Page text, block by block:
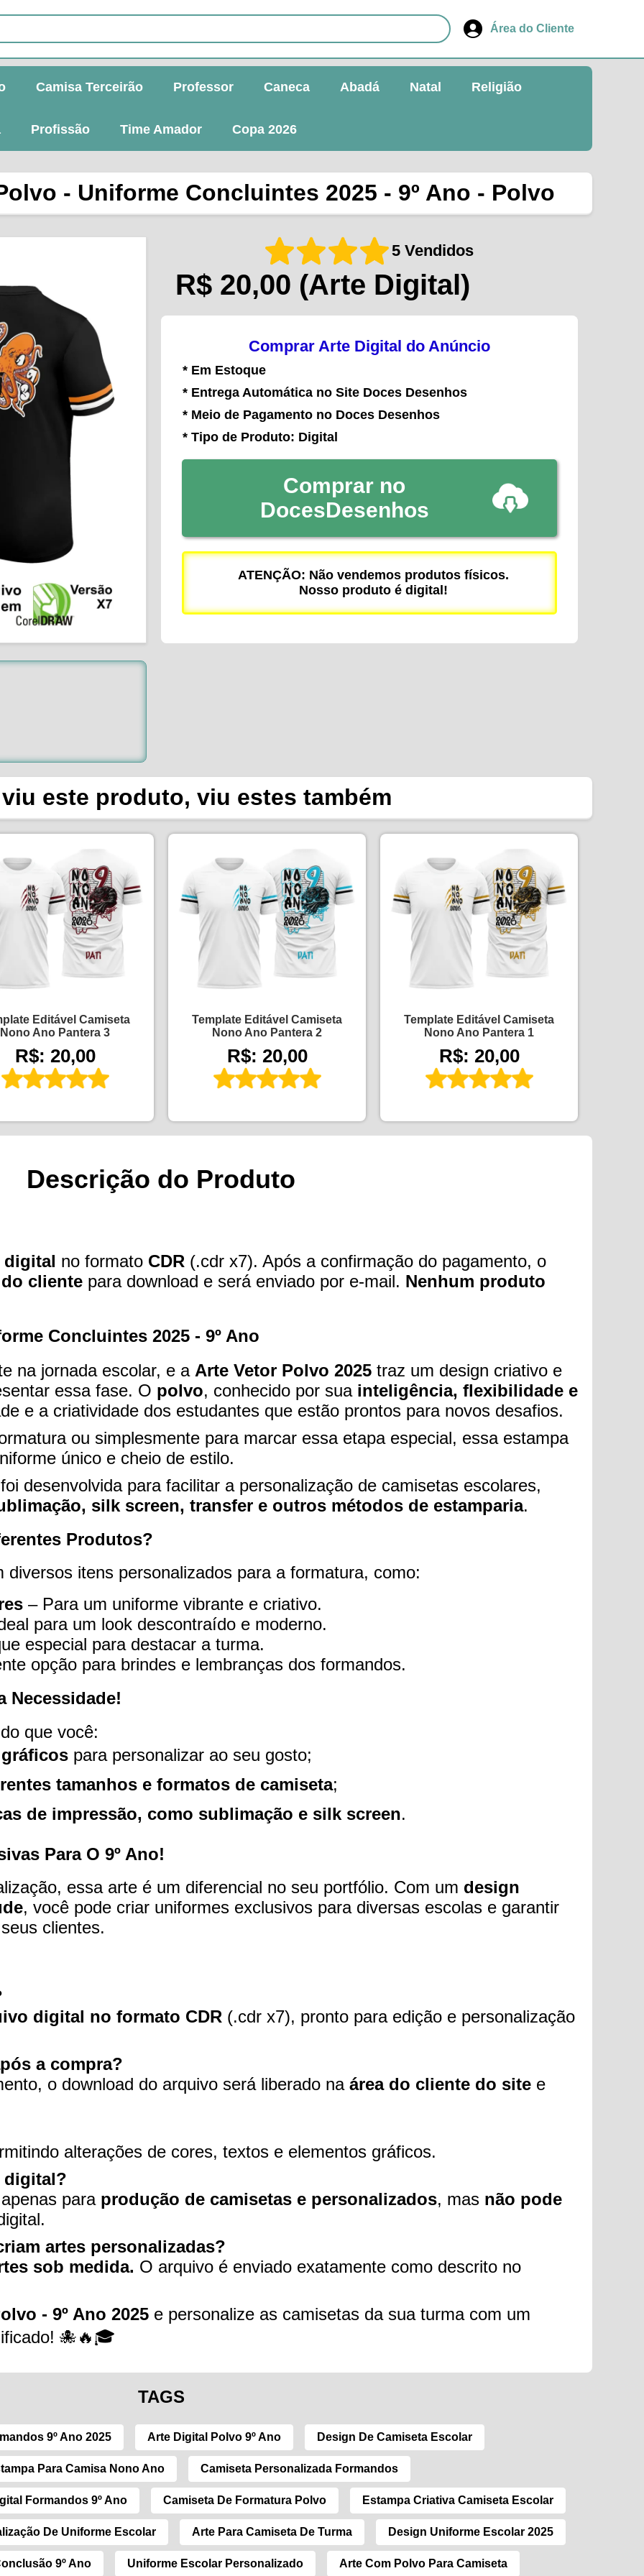
Área do Cliente
Camisa Terceirão Professor Caneca Abadá Natal Religião
Profissão Time Amador Copa 2026
- Uniforme Concluintes 2025 - 9º Ano - Polvo
5 Vendidos
R$ 20,00 (Arte Digital)
Comprar Arte Digital do Anúncio
* Em Estoque
* Entrega Automática no Site Doces Desenhos
* Meio de Pagamento no Doces Desenhos
* Tipo de Produto: Digital
Comprar no
DocesDesenhos
ATENÇÃO: Não vendemos produtos físicos.
Nosso produto é digital!
este produto, viu estes também
Editável Camiseta
Nono Ano Pantera 3
R$: 20,00
Template Editável Camiseta
Nono Ano Pantera 2
R$: 20,00
Template Editável Camiseta
Nono Ano Pantera 1
R$: 20,00
Descrição do Produto
digital no formato CDR (.cdr x7). Após a confirmação do pagamento, o
cliente para download e será enviado por e-mail. Nenhum produto
Concluintes 2025 - 9º Ano
na jornada escolar, e a Arte Vetor Polvo 2025 traz um design criativo e
essa fase. O polvo, conhecido por sua inteligência, flexibilidade e
e a criatividade dos estudantes que estão prontos para novos desafios.
ou simplesmente para marcar essa etapa especial, essa estampa
único e cheio de estilo.
desenvolvida para facilitar a personalização de camisetas escolares,
silk screen, transfer e outros métodos de estamparia.
Produtos?
itens personalizados para a formatura, como:
– Para um uniforme vibrante e criativo.
para um look descontraído e moderno.
especial para destacar a turma.
opção para brindes e lembranças dos formandos.
Necessidade!
que você:
para personalizar ao seu gosto;
tamanhos e formatos de camiseta;
de impressão, como sublimação e silk screen.
Para O 9º Ano!
essa arte é um diferencial no seu portfólio. Com um design
, você pode criar uniformes exclusivos para diversas escolas e garantir
clientes.
digital no formato CDR (.cdr x7), pronto para edição e personalização
a compra?
o download do arquivo será liberado na área do cliente do site e
alterações de cores, textos e elementos gráficos.
digital?
para produção de camisetas e personalizados, mas não pode
artes personalizadas?
sob medida. O arquivo é enviado exatamente como descrito no
- 9º Ano 2025 e personalize as camisetas da sua turma com um
🐙🔥🎓
TAGS
9º Ano 2025 Arte Digital Polvo 9º Ano Design De Camiseta Escolar
Para Camisa Nono Ano Camiseta Personalizada Formandos
Formandos 9º Ano Camiseta De Formatura Polvo Estampa Criativa Camiseta Escolar
De Uniforme Escolar Arte Para Camiseta De Turma Design Uniforme Escolar 2025
9º Ano Uniforme Escolar Personalizado Arte Com Polvo Para Camiseta